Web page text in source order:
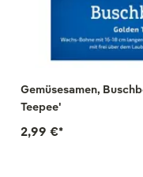
Gemüsesamen,
Teepee'
2,99 €*